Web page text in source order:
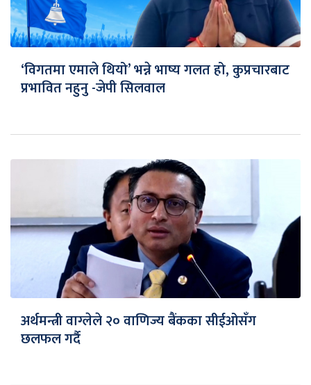
‘विगतमा एमाले थियो’ भन्ने भाष्य गलत हो, कुप्रचारबाट
प्रभावित नहुनु -जेपी सिलवाल
अर्थमन्त्री वाग्लेले २० वाणिज्य बैंकका सीईओसँग
छलफल गर्दै